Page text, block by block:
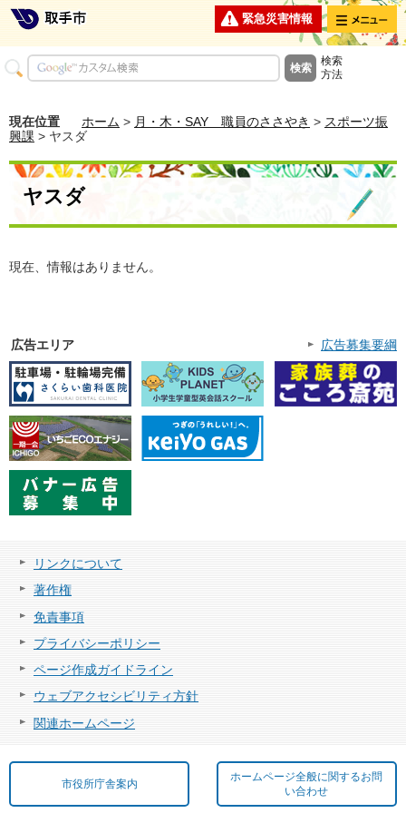
緊急災害情報 メニュー
検索
方法
現在位置 ホーム > 月・木・SAY 職員のささやき > スポーツ振
興課 > ヤスダ
ヤスダ
現在、情報はありません。
広告エリア 広告募集要綱
リンクについて
著作権
免責事項
プライバシーポリシー
ページ作成ガイドライン
ウェブアクセシビリティ方針
関連ホームページ
市役所庁舎案内
ホームページ全般に関するお問
い合わせ